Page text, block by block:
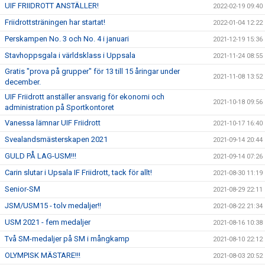
UIF FRIIDROTT ANSTÄLLER! 2022-02-19 09:40
Friidrottsträningen har startat! 2022-01-04 12:22
Perskampen No. 3 och No. 4 i januari 2021-12-19 15:36
Stavhoppsgala i världsklass i Uppsala 2021-11-24 08:55
Gratis "prova på grupper" för 13 till 15 åringar under
december.
2021-11-08 13:52
UIF Friidrott anställer ansvarig för ekonomi och
administration på Sportkontoret
2021-10-18 09:56
Vanessa lämnar UIF Friidrott 2021-10-17 16:40
Svealandsmästerskapen 2021 2021-09-14 20:44
GULD PÅ LAG-USM!!! 2021-09-14 07:26
Carin slutar i Upsala IF Friidrott, tack för allt! 2021-08-30 11:19
Senior-SM 2021-08-29 22:11
JSM/USM15 - tolv medaljer!! 2021-08-22 21:34
USM 2021 - fem medaljer 2021-08-16 10:38
Två SM-medaljer på SM i mångkamp 2021-08-10 22:12
OLYMPISK MÄSTARE!!! 2021-08-03 20:52